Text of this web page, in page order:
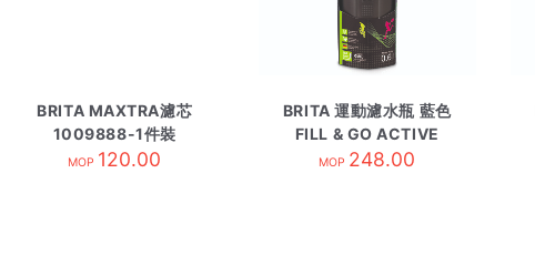
BRITA MAXTRA濾芯
1009888-1件裝
MOP 120.00
BRITA 運動濾水瓶 藍色
FILL & GO ACTIVE
MOP 248.00